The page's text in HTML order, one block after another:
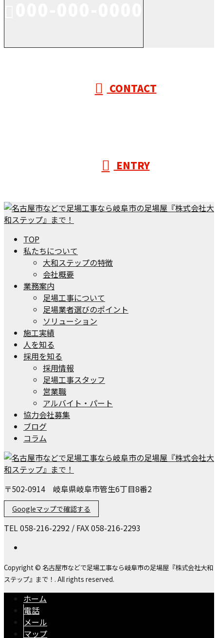
CONTACT
ENTRY
TOP
私たちについて
大和ステップの特徴
会社概要
業務案内
足場工事について
足場業者選びのポイント
ソリューション
施工実績
人を知る
採用を知る
採用情報
足場工事スタッフ
営業職
アルバイト・パート
協力会社募集
ブログ
コラム
〒502-0914 岐阜県岐阜市管生6丁目8番2
Googleマップで確認する
TEL 058-216-2292 / FAX 058-216-2293
Copyright © 名古屋市などで足場工事なら岐阜市の足場屋『株式会社大和
ステップ』まで！. All rights reserved.
ホーム
電話
メール
マップ